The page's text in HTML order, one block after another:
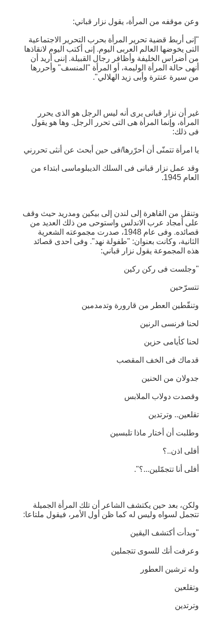
وعن موقفه من المرأة، يقول نزار قباني:
"إنى أربط قضية تحرير المرأة بحرب التحرير الاجتماعية
التى يخوضها العالم العربى اليوم. إنى أكتب اليوم لانقاذها
من أضراس الخليفة وأظافر رجال القبيلة. إننى أريد أن
أنهى حالة المرأة الوليمة، أو المرأة "المنسف" وأحررها
من سيرة عنترة وأبى زيد الهلالي".
غير أن نزار قبانى يرى أنه ليس الرجل هو الذى يحرر
المرأة، وإنما المرأة هى التى تحرر الرجل. وها هو يقول
فى ذلك:
يا امرأة تتمنّى أن أحرّرها/فى حين أبحث عن أنثى تحررني
وقد عمل نزار قبانى فى السلك الديبلوماسى ابتداء من
العام 1945.
وتنقل من القاهرة إلى لندن إلى بيكين ومدريد حيث وقف
على أمجاد عرب الاندلس واستوحى من ذلك العديد من
قصائده. وفى عام 1948، صدرت مجموعته الشعرية
الثانية، وكانت بعنوان: "طفولة نهد". وفى احدى قصائد
هذه المجموعة يقول نزار قباني:
"وجلست فى ركن ركين
تتسرّحين
وتنقّطين العطر من قارورة وتدمدمين
لحنا فرنسى الرنين
لحنا كأيامى حزين
قدماك فى الخف المقصب
جدولان من الحنين
وقصدت دولاب الملابس
تقلعين.. وترتدين
وطلبت أن أختار ماذا تلبسين
أفلى اذن..؟
أفلى أنا تتجمّلين...؟".
ولكن، بعد حين يكتشف الشاعر أن تلك المرأة الجميلة
تتجمل لسواه وليس له كما ظن أول الأمر، فيقول ملتاعا:
"وبدأت أكتشف اليقين
وعرفت أنك للسوى تتجملين
وله ترشين العطور
وتقلعين
وترتدين